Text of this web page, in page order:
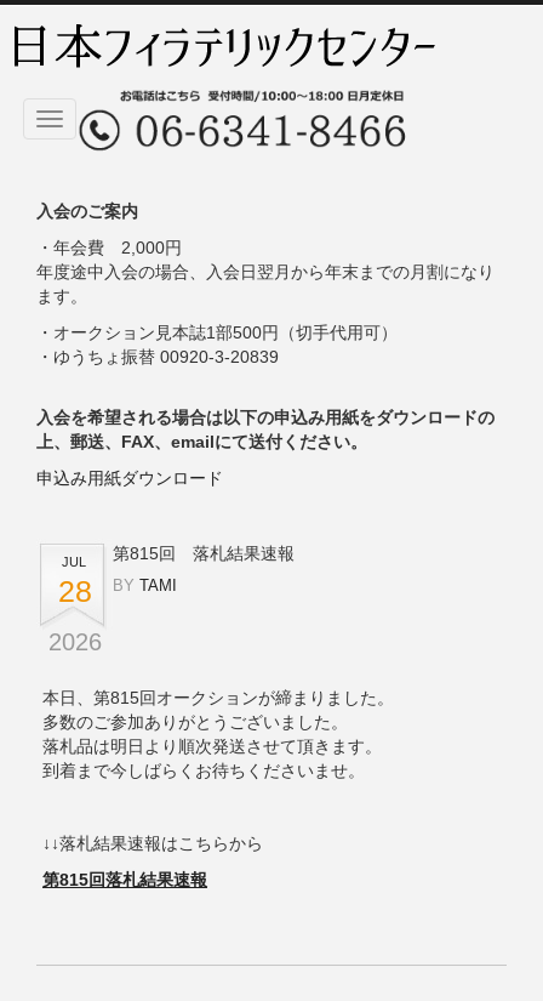
Toggle
navigation
入会のご案内
・年会費 2,000円
年度途中入会の場合、入会日翌月から年末までの月割になり
ます。
・オークション見本誌1部500円（切手代用可）
・ゆうちょ振替 00920-3-20839
入会を希望される場合は以下の申込み用紙をダウンロードの
上、郵送、FAX、emailにて送付ください。
申込み用紙ダウンロード
JUL
28
2026
第815回 落札結果速報
BY TAMI
本日、第815回オークションが締まりました。
多数のご参加ありがとうございました。
落札品は明日より順次発送させて頂きます。
到着まで今しばらくお待ちくださいませ。
↓↓落札結果速報はこちらから
第815回落札結果速報